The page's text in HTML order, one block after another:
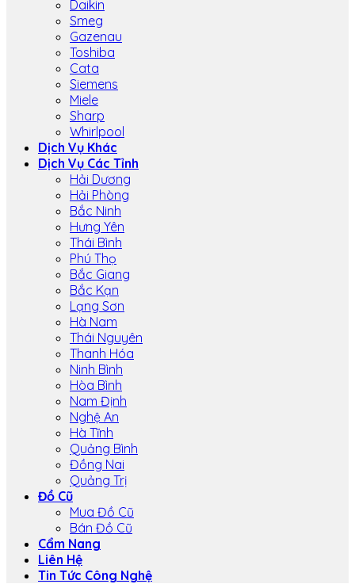
Daikin
Smeg
Gazenau
Toshiba
Cata
Siemens
Miele
Sharp
Whirlpool
Dịch Vụ Khác
Dịch Vụ Các Tỉnh
Hải Dương
Hải Phòng
Bắc Ninh
Hưng Yên
Thái Bình
Phú Thọ
Bắc Giang
Bắc Kạn
Lạng Sơn
Hà Nam
Thái Nguyên
Thanh Hóa
Ninh Bình
Hòa Bình
Nam Định
Nghệ An
Hà Tĩnh
Quảng Bình
Đồng Nai
Quảng Trị
Đồ Cũ
Mua Đồ Cũ
Bán Đồ Cũ
Cẩm Nang
Liên Hệ
Tin Tức Công Nghệ